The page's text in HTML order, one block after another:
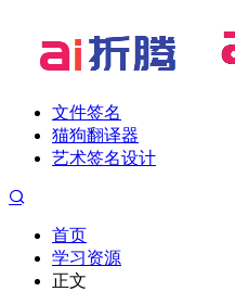
文件签名
猫狗翻译器
艺术签名设计
首页
学习资源
正文